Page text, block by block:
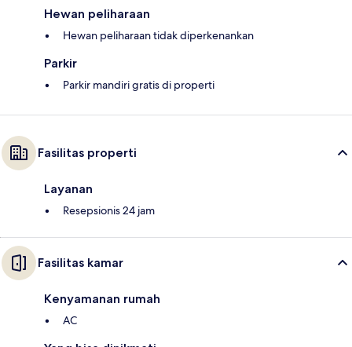
Hewan peliharaan
Hewan peliharaan tidak diperkenankan
Parkir
Parkir mandiri gratis di properti
Fasilitas properti
Layanan
Resepsionis 24 jam
Fasilitas kamar
Kenyamanan rumah
AC